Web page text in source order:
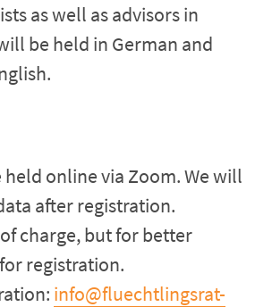
as well as advisors in
be held in German and
online via Zoom. We will
after registration.
charge, but for better
registration.
info@fluechtlingsrat-